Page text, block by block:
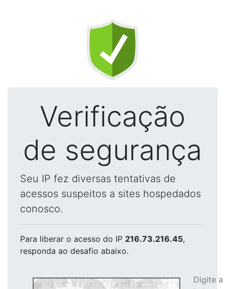
Verificação
de segurança
Seu IP fez diversas tentativas de
acessos suspeitos a sites hospedados
conosco.
Para liberar o acesso do IP 216.73.216.45,
responda ao desafio abaixo.
Digite